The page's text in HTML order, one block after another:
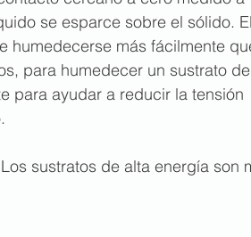
se esparce sobre el sólido. El
humedecerse más fácilmente
para humedecer un sustrato de
para ayudar a reducir la tensión
sustratos de alta energía son